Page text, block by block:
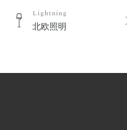
Lightning
北欧照明